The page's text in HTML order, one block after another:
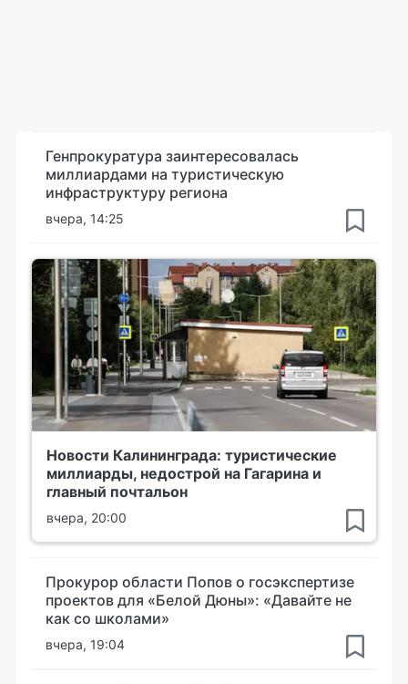
Генпрокуратура заинтересовалась
миллиардами на туристическую
инфраструктуру региона
вчера, 14:25
Новости Калининграда: туристические
миллиарды, недострой на Гагарина и
главный почтальон
вчера, 20:00
Прокурор области Попов о госэкспертизе
проектов для «Белой Дюны»: «Давайте не
как со школами»
вчера, 19:04